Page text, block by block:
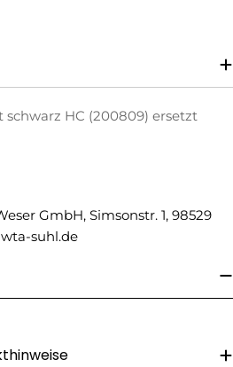
Frage stellenHC (200809) ersetzt
GmbH, Simsonstr. 1, 98529
suhl.de